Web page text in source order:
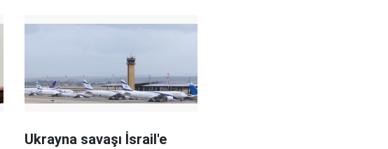
Ukrayna savaşı İsrail'e